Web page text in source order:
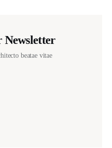
Newsletter
beatae vitae